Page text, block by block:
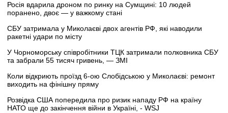
Росія вдарила дроном по ринку на Сумщині: 10 людей
поранено, двоє — у важкому стані
СБУ затримала у Миколаєві двох агентів РФ, які наводили
ракетні удари по місту
У Чорноморську співробітники ТЦК затримали полковника СБУ
та забрали 55 тисяч гривень, — ЗМІ
Коли відкриють проїзд 6-ою Слобідською у Миколаєві: ремонт
виходить на фінішну пряму
Розвідка США попередила про ризик нападу РФ на країну
НАТО ще до закінчення війни в Україні, - WSJ